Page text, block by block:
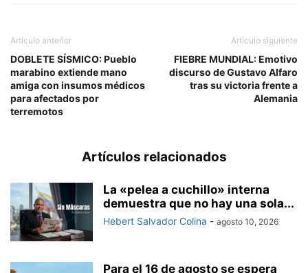
Artículo anterior
DOBLETE SÍSMICO: Pueblo
marabino extiende mano
amiga con insumos médicos
para afectados por
terremotos
Artículo siguiente
FIEBRE MUNDIAL: Emotivo
discurso de Gustavo Alfaro
tras su victoria frente a
Alemania
Artículos relacionados
La «pelea a cuchillo» interna
demuestra que no hay una sola...
Hebert Salvador Colina - agosto 10, 2026
Para el 16 de agosto se espera